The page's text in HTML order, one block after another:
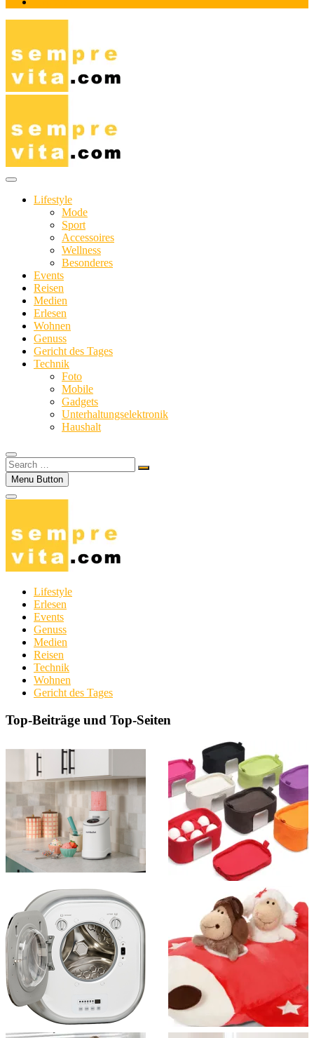
Lifestyle
Mode
Sport
Accessoires
Wellness
Besonderes
Events
Reisen
Medien
Erlesen
Wohnen
Genuss
Gericht des Tages
Technik
Foto
Mobile
Gadgets
Unterhaltungselektronik
Haushalt
Search
…Menu Button
Lifestyle
Erlesen
Events
Genuss
Medien
Reisen
Technik
Wohnen
Gericht des Tages
Top-Beiträge und Top-Seiten